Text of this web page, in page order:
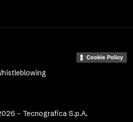
- Tecnografica S.p.A.
Cookie Policy